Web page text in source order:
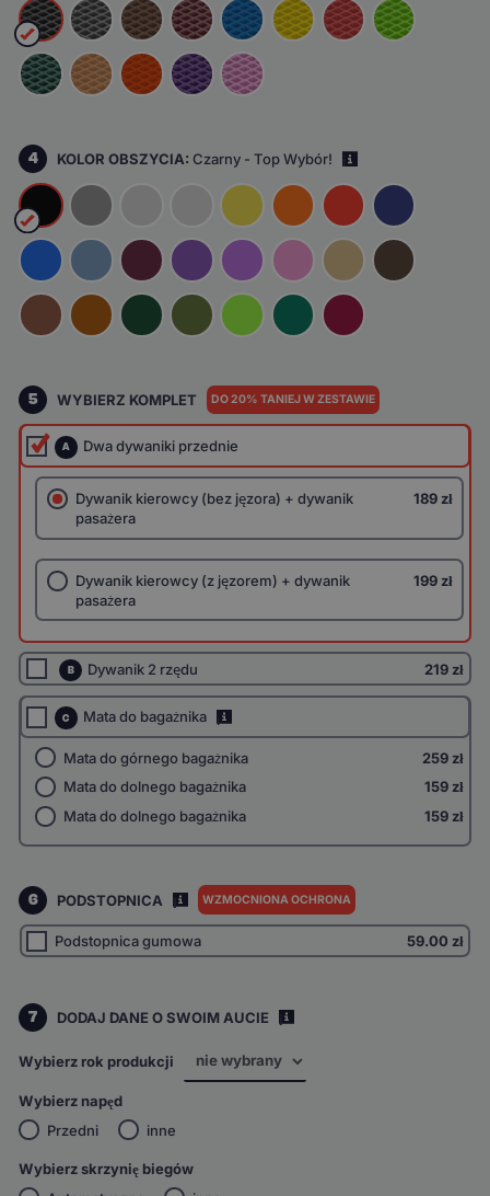
4 KOLOR OBSZYCIA:Czarny - Top Wybór!
5 WYBIERZ KOMPLET DO 20% TANIEJ W ZESTAWIE
A Dwa dywaniki przednie
Dywanik kierowcy (bez jęzora) + dywanik
pasażera
189 zł
Dywanik kierowcy (z jęzorem) + dywanik
pasażera
199 zł
B Dywanik 2 rzędu 219 zł
C Mata do bagażnika i
Mata do górnego bagażnika
259 zł
Mata do dolnego bagażnika
159 zł
Mata do dolnego bagażnika
159 zł
6 PODSTOPNICA I WZMOCNIONA OCHRONA
Podstopnica gumowa 59.00 zł
7 DODAJ DANE O SWOIM AUCIE i
Wybierz rok produkcji
Wybierz napęd
Przedni
inne
Wybierz skrzynię biegów